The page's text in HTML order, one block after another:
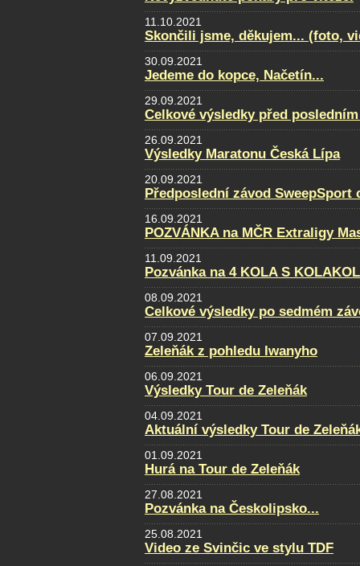
11.10.2021
Skončili jsme, děkujem... (foto,
30.09.2021
Jedeme do kopce, Načetín...
29.09.2021
Celkové výsledky před
26.09.2021
Výsledky Maratonu Česká Lípa
20.09.2021
Předposlední závod
16.09.2021
POZVÁNKA na MČR Extraligy
11.09.2021
Pozvánka na 4 KOLA S
08.09.2021
Celkové výsledky po sedmém
07.09.2021
Zeleňák z pohledu Iwanyho
06.09.2021
Výsledky Tour de Zeleňák
04.09.2021
Aktuální výsledky Tour de
01.09.2021
Hurá na Tour de Zeleňák
27.08.2021
Pozvánka na Českolipsko...
25.08.2021
Video ze Svinčic ve stylu TDF